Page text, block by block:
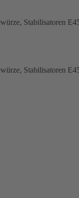
Stabilisatoren
Stabilisatoren